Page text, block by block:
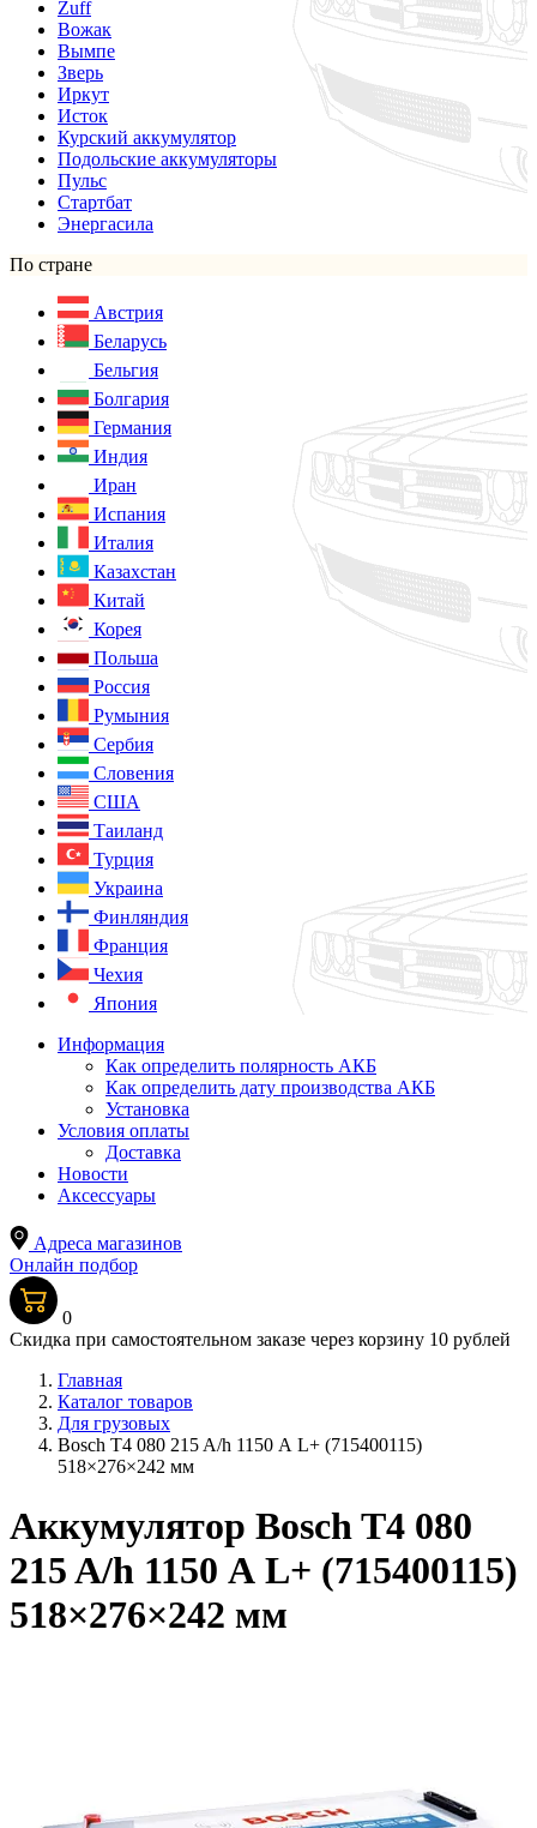
Zuff
Вожак
Вымпе
Зверь
Иркут
Исток
Курский аккумулятор
Подольские аккумуляторы
Пульс
Стартбат
Энергасила
По стране
Австрия
Беларусь
Бельгия
Болгария
Германия
Индия
Иран
Испания
Италия
Казахстан
Китай
Корея
Польша
Россия
Румыния
Сербия
Словения
США
Таиланд
Турция
Украина
Финляндия
Франция
Чехия
Япония
Информация
Как определить полярность АКБ
Как определить дату производства АКБ
Установка
Условия оплаты
Доставка
Новости
Аксессуары
Адреса магазинов
Онлайн подбор
0
Скидка при самостоятельном заказе через корзину 10 рублей
Главная
Каталог товаров
Для грузовых
Bosch T4 080 215 A/h 1150 А L+ (715400115)
518×276×242 мм
Аккумулятор Bosch T4 080
215 A/h 1150 А L+ (715400115)
518×276×242 мм